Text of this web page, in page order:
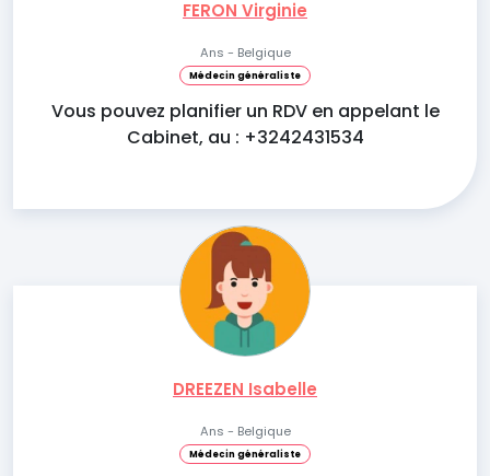
FERON Virginie
Ans - Belgique
Médecin généraliste
Vous pouvez planifier un RDV en appelant le
Cabinet, au : +3242431534
DREEZEN Isabelle
Ans - Belgique
Médecin généraliste